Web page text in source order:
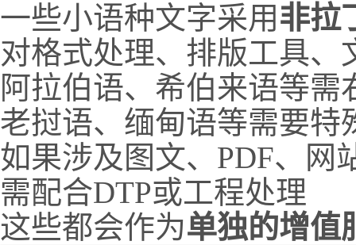
一些小语种文字采用 非拉
对格式处理、排版工具
阿拉伯语、希伯来语等需
老挝语、缅甸语等需要特
如果涉及图文、PDF、网
需配合DTP或工程处理
这些都会作为单独的增值